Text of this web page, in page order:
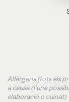
Al·lèrgens (tots els
a causa d'una
elaboració o cuinat)